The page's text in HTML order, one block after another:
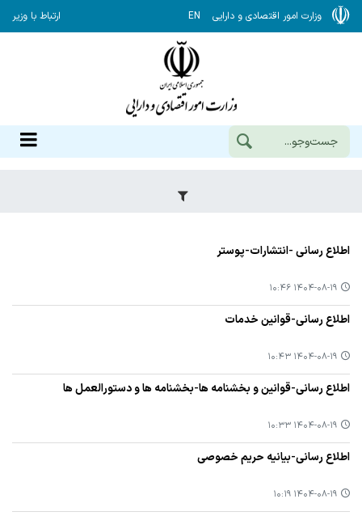
وزارت امور اقتصادی و دارایی EN ارتباط با وزیر
اطلاع رسانی -انتشارات-پوستر
۱۴۰۴-۰۸-۱۹ ۱۰:۴۶
اطلاع رسانی-قوانین خدمات
۱۴۰۴-۰۸-۱۹ ۱۰:۴۳
اطلاع رسانی-قوانین و بخشنامه ها-بخشنامه ها و دستورالعمل ها
۱۴۰۴-۰۸-۱۹ ۱۰:۳۳
اطلاع رسانی-بیانیه حریم خصوصی
۱۴۰۴-۰۸-۱۹ ۱۰:۱۹